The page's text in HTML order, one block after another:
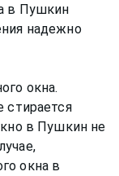
в Пушкин
надежно
окна.
стирается
в Пушкин не
окна в